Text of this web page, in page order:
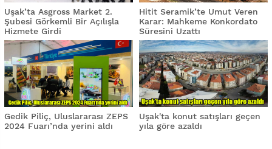
Uşak’ta Asgross Market 2.
Şubesi Görkemli Bir Açılışla
Hizmete Girdi
Hitit Seramik’te Umut Veren
Karar: Mahkeme Konkordato
Süresini Uzattı
Gedik Piliç, Uluslararası ZEPS
2024 Fuarı’nda yerini aldı
Uşak'ta konut satışları geçen
yıla göre azaldı